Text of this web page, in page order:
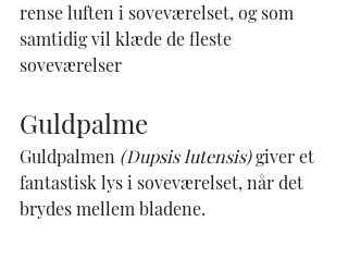
rense luften i soveværelset, og som
samtidig vil klæde de fleste
soveværelser
Guldpalme
Guldpalmen (Dupsis lutensis) giver et
fantastisk lys i soveværelset, når det
brydes mellem bladene.